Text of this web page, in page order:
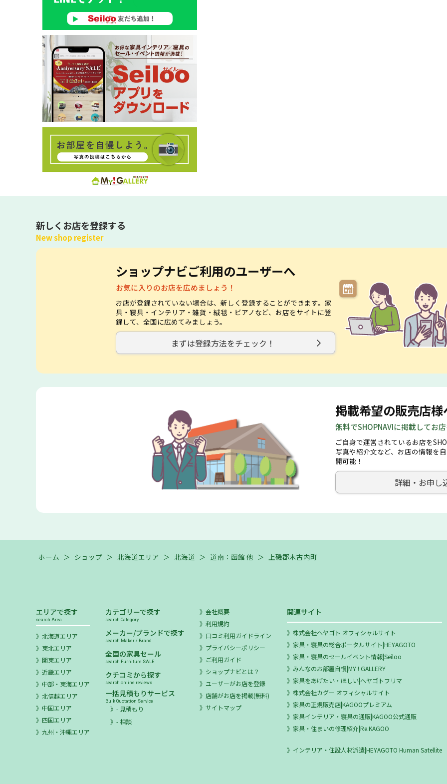
新しくお店を登録する
New shop register
ショップナビご利用のユーザーへ
お気に入りのお店を広めましょう！
お店が登録されていない場合は、新しく登録することができます。家
具・寝具・インテリア・雑貨・絨毯・ビアノなど、お店をサイトに登
録して、全国に広めてみましょう。
まずは登録方法をチェック！
掲載希望の販売店様
無料でSHOPNAVIに掲載してお
ご自身で運営されているお店を
写真や紹介文など、お店の情報を
開可能！
詳細・お申し
ホーム ＞ ショップ ＞ 北海道エリア ＞ 北海道 ＞ 道南：函館 他 ＞ 上磯郡木古内町
エリアで探す
search Area
北海道エリア
東北エリア
関東エリア
近畿エリア
中部・東海エリア
北信越エリア
中国エリア
四国エリア
九州・沖縄エリア
カテゴリーで探す
search Category
メーカー/ブランドで探す
search Maker / Brand
全国の家具セール
search Furniture SALE
クチコミから探す
search online reviews
一括見積もりサービス
Bulk Quotation Service
- 見積もり
- 相談
会社概要
利用規約
口コミ利用ガイドライン
プライバシーポリシー
ご利用ガイド
ショップナビとは？
ユーザーがお店を登録
店舗がお店を掲載(無料)
サイトマップ
関連サイト
株式会社ヘヤゴト オフィシャルサイト
家具・寝具の総合ポータルサイト|HEYAGOTO
家具・寝具のセールイベント情報|Seiloo
みんなのお部屋自慢|MY ! GALLERY
家具をあげたい・ほしい|ヘヤゴトフリマ
株式会社カグー オフィシャルサイト
家具の正規販売店|KAGOOプレミアム
家具インテリア・寝具の通販|KAGOO公式通販
家具・住まいの修理紹介|Re.KAGOO
インテリア・住設人材派遣|HEYAGOTO Human Satellite